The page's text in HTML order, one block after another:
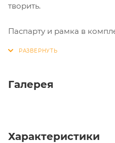
творить.
Паспарту и рамка в
Галерея
Характеристики